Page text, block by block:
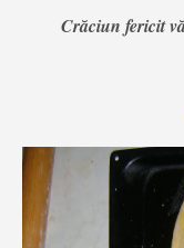
Crăciun fericit